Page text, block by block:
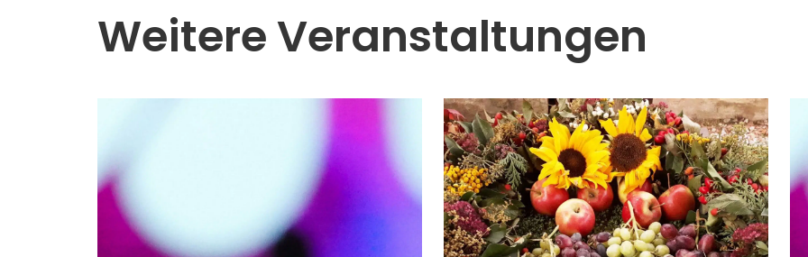
Weitere Veranstaltungen